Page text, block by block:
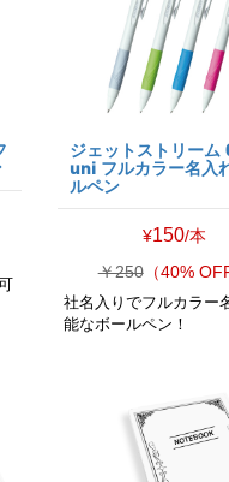
ジェットストリーム
uni フルカラー名入
ルペン
¥150/本
￥250（40% OFF
社名入りでフルカラー
能なボールペン！